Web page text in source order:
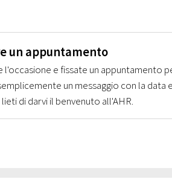
un appuntamento
l'occasione e fissate un appuntamento
un messaggio con la
di darvi il benvenuto all'AHR.